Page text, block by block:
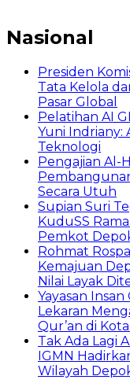
Nasional
Presiden
Tata Kelola
Pasar Global
Pelatihan AI
Yuni Indriany:
Teknologi
Pengajian Al-
Secara Utuh
Supian Suri
KuduSS
Pemkot
Rohmat
Kemajuan
Nilai Layak
Yayasan
Lekaran
Qur’an di
Tak Ada Lagi
IGMN
Wilayah